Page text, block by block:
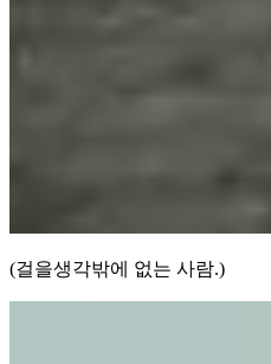
(걸을생각밖에 없는 사람.)